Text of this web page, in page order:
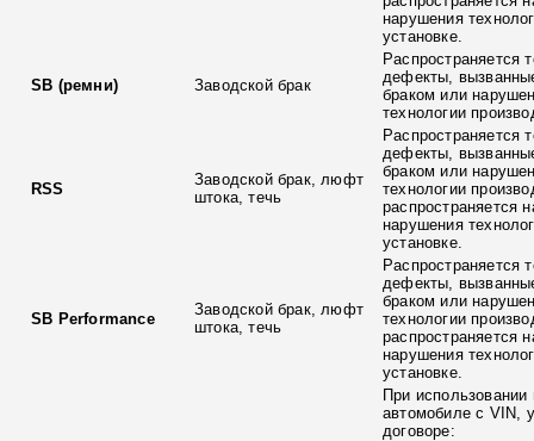
нарушения
установке.
SB (ремни) Заводской брак
Распространяется
дефекты,
браком или
технологии
RSS
Заводской брак, люфт
штока, течь
Распространяется
дефекты,
браком или
технологии
распространяется
нарушения
установке.
SB Performance
Заводской брак, люфт
штока, течь
Распространяется
дефекты,
браком или
технологии
распространяется
нарушения
установке.
При использовании
автомобиле с VIN,
договоре: